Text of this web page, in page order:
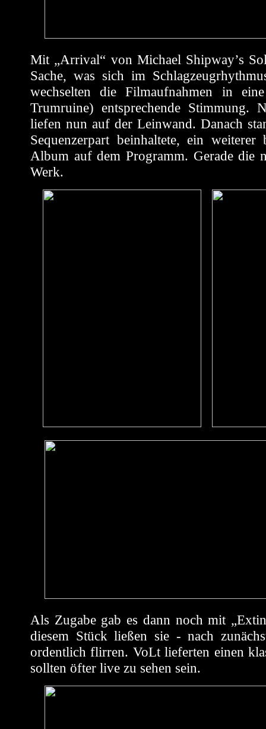
Mit „Arrival“ von Michael Shipway’s
Sache, was sich im
wechselten die Filmaufnahmen in
Trumruine) entsprechende Stimmung.
liefen nun auf der Leinwand. Danach
Sequenzerpart beinhaltete, ein
Album auf dem Programm. Gerade die
Werk.
Als Zugabe gab es dann noch mit
diesem Stück ließen sie - nach
ordentlich flirren. VoLt lieferten einen
sollten öfter live zu sehen sein.